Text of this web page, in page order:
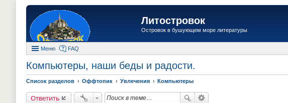
Литостровок
Островок в бушующем море литературы
Меню FAQ
Компьютеры, наши беды и радости.
Список разделов Оффтопик Увлечения Компьютеры
Ответить